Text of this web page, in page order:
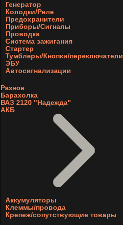
Генератор
Колодки/Реле
Предохранители
Приборы/Сигналы
Проводка
Система зажигания
Стартер
Тумблеры/Кнопки/переключатели
ЭБУ
Автосигнализации
Разное
Барахолка
ВАЗ 2120 "Надежда"
АКБ
Аккумуляторы
Клеммы/провода
Крепеж/сопутствующие товары